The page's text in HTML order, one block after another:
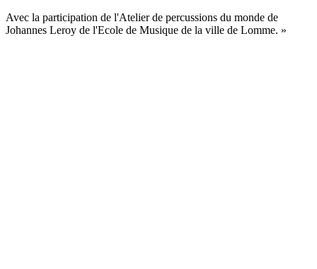
Avec la participation de l'Atelier de percussions du monde de
Johannes Leroy de l'Ecole de Musique de la ville de Lomme. »